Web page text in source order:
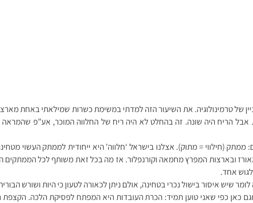
של טרמינולוגיה. את השיעור הזה למדתי במשימת כשרות שמילאתי באחת
הריח היה שונה. זה בהחלט לא היה ריח של החלווה המוכר, אע”פ
(חילווי = מתוק). אצלנו בישראל ‘חלווה’ היא ייחודית לממתק העשוי
ובארצות המפרץ מחמאה וקורנפלור. אז מה בכל זאת משותף לכל הממתקים
איסור בישול נכרי בטחינה, אולם ניתן לכאורה לטעון כי היות ושורש
וגם כאן כפי שאני טוען תמיד: הכרת העובדות היא המפתח לפסיקת הלכה.